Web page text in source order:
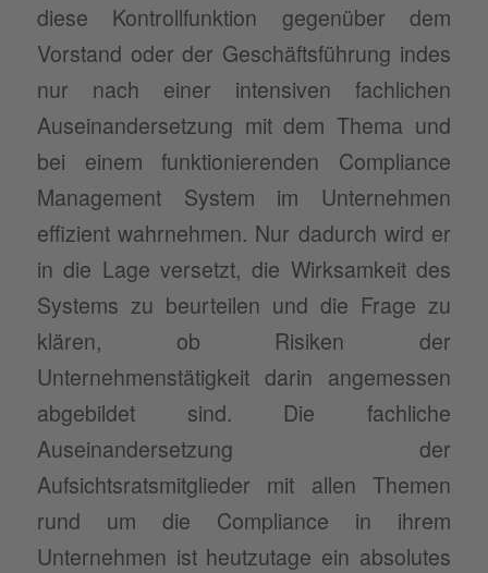
diese Kontrollfunktion gegenüber dem
Vorstand oder der Geschäftsführung indes
nur nach einer intensiven fachlichen
Auseinandersetzung mit dem Thema und
bei einem funktionierenden Compliance
Management System im Unternehmen
effizient wahrnehmen. Nur dadurch wird er
in die Lage versetzt, die Wirksamkeit des
Systems zu beurteilen und die Frage zu
klären, ob Risiken der
Unternehmenstätigkeit darin angemessen
abgebildet sind. Die fachliche
Auseinandersetzung der
Aufsichtsratsmitglieder mit allen Themen
rund um die Compliance in ihrem
Unternehmen ist heutzutage ein absolutes